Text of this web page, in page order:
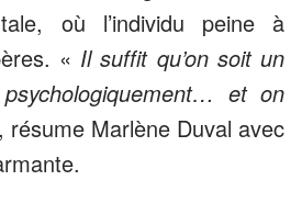
où l’individu peine à
« Il suffit qu’on soit un
et on
Marlène Duval avec